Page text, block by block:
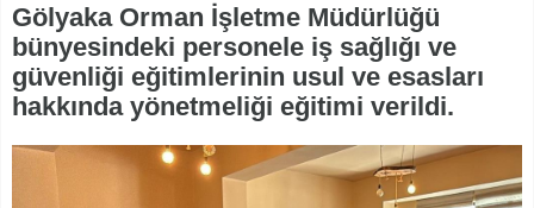
Gölyaka Orman İşletme Müdürlüğü
bünyesindeki personele iş sağlığı ve
güvenliği eğitimlerinin usul ve esasları
hakkında yönetmeliği eğitimi verildi.